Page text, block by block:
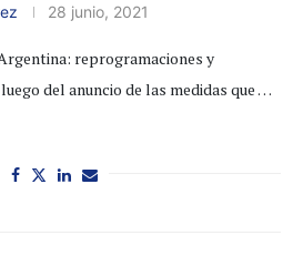
28 junio, 2021
reprogramaciones y
del anuncio de las medidas que …